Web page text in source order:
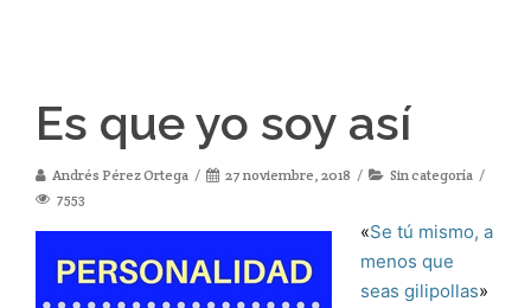
Es que yo soy así
Andrés Pérez Ortega 27 noviembre, 2018
Sin categoría
7553
«Se tú mismo, a
menos que
seas gilipollas»